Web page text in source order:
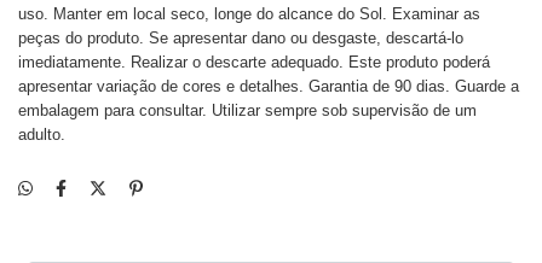
uso. Manter em local seco, longe do alcance do Sol. Examinar as
peças do produto. Se apresentar dano ou desgaste, descartá-lo
imediatamente. Realizar o descarte adequado. Este produto poderá
apresentar variação de cores e detalhes. Garantia de 90 dias. Guarde a
embalagem para consultar. Utilizar sempre sob supervisão de um
adulto.